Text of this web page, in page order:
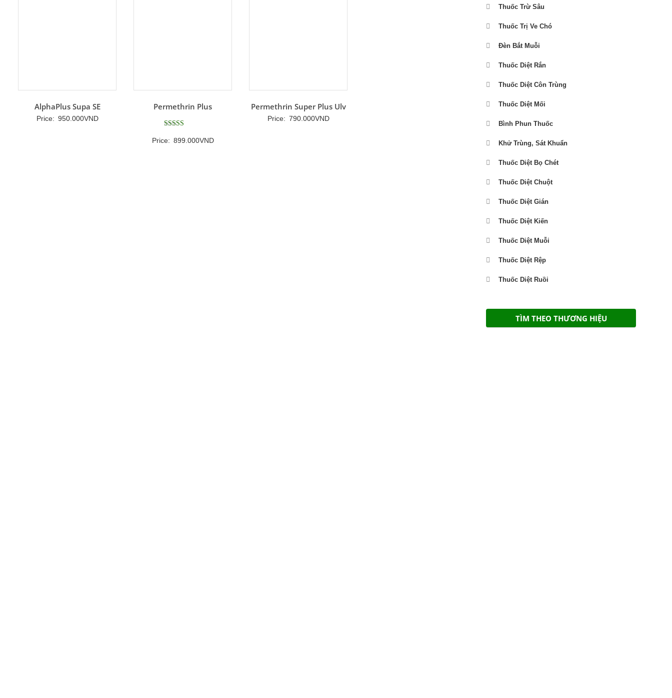
AlphaPlus Supa SE
Price: 950.000VND
Permethrin Plus
hạng
Price: 899.000VND
Permethrin Super Plus Ulv
Price: 790.000VND
Thuốc Trừ Sâu
Thuốc Trị Ve Chó
Đèn Bắt Muỗi
Thuốc Diệt Rắn
Thuốc Diệt Côn Trùng
Thuốc Diệt Mối
Bình Phun Thuốc
Khử Trùng, Sát Khuẩn
Thuốc Diệt Bọ Chét
Thuốc Diệt Chuột
Thuốc Diệt Gián
Thuốc Diệt Kiến
Thuốc Diệt Muỗi
Thuốc Diệt Rệp
Thuốc Diệt Ruồi
TÌM THEO THƯƠNG HIỆU